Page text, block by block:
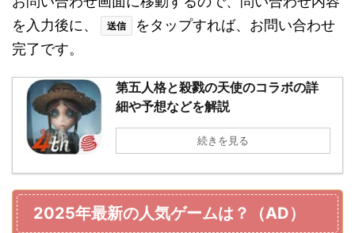
を入力後に、
送信
をタップすれば、お問い合わせ
完了です。
第五人格と殺戮の天使のコラボの詳
細や予想などを解説
続きを見る
2025年最新の人気ゲームは？（AD）